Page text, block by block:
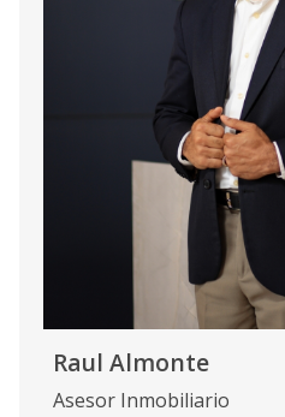
Raul Almonte
Asesor Inmobiliario